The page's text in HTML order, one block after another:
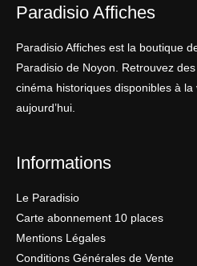
Paradisio Affiches
Paradisio Affiches est la boutique
Paradisio de Noyon. Retrouvez
cinéma historiques disponibles à
aujourd’hui.
Informations
Le Paradisio
Carte abonnement 10 places
Mentions Légales
Conditions Générales de Vente